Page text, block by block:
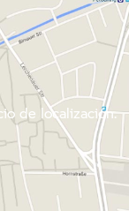
de localización.